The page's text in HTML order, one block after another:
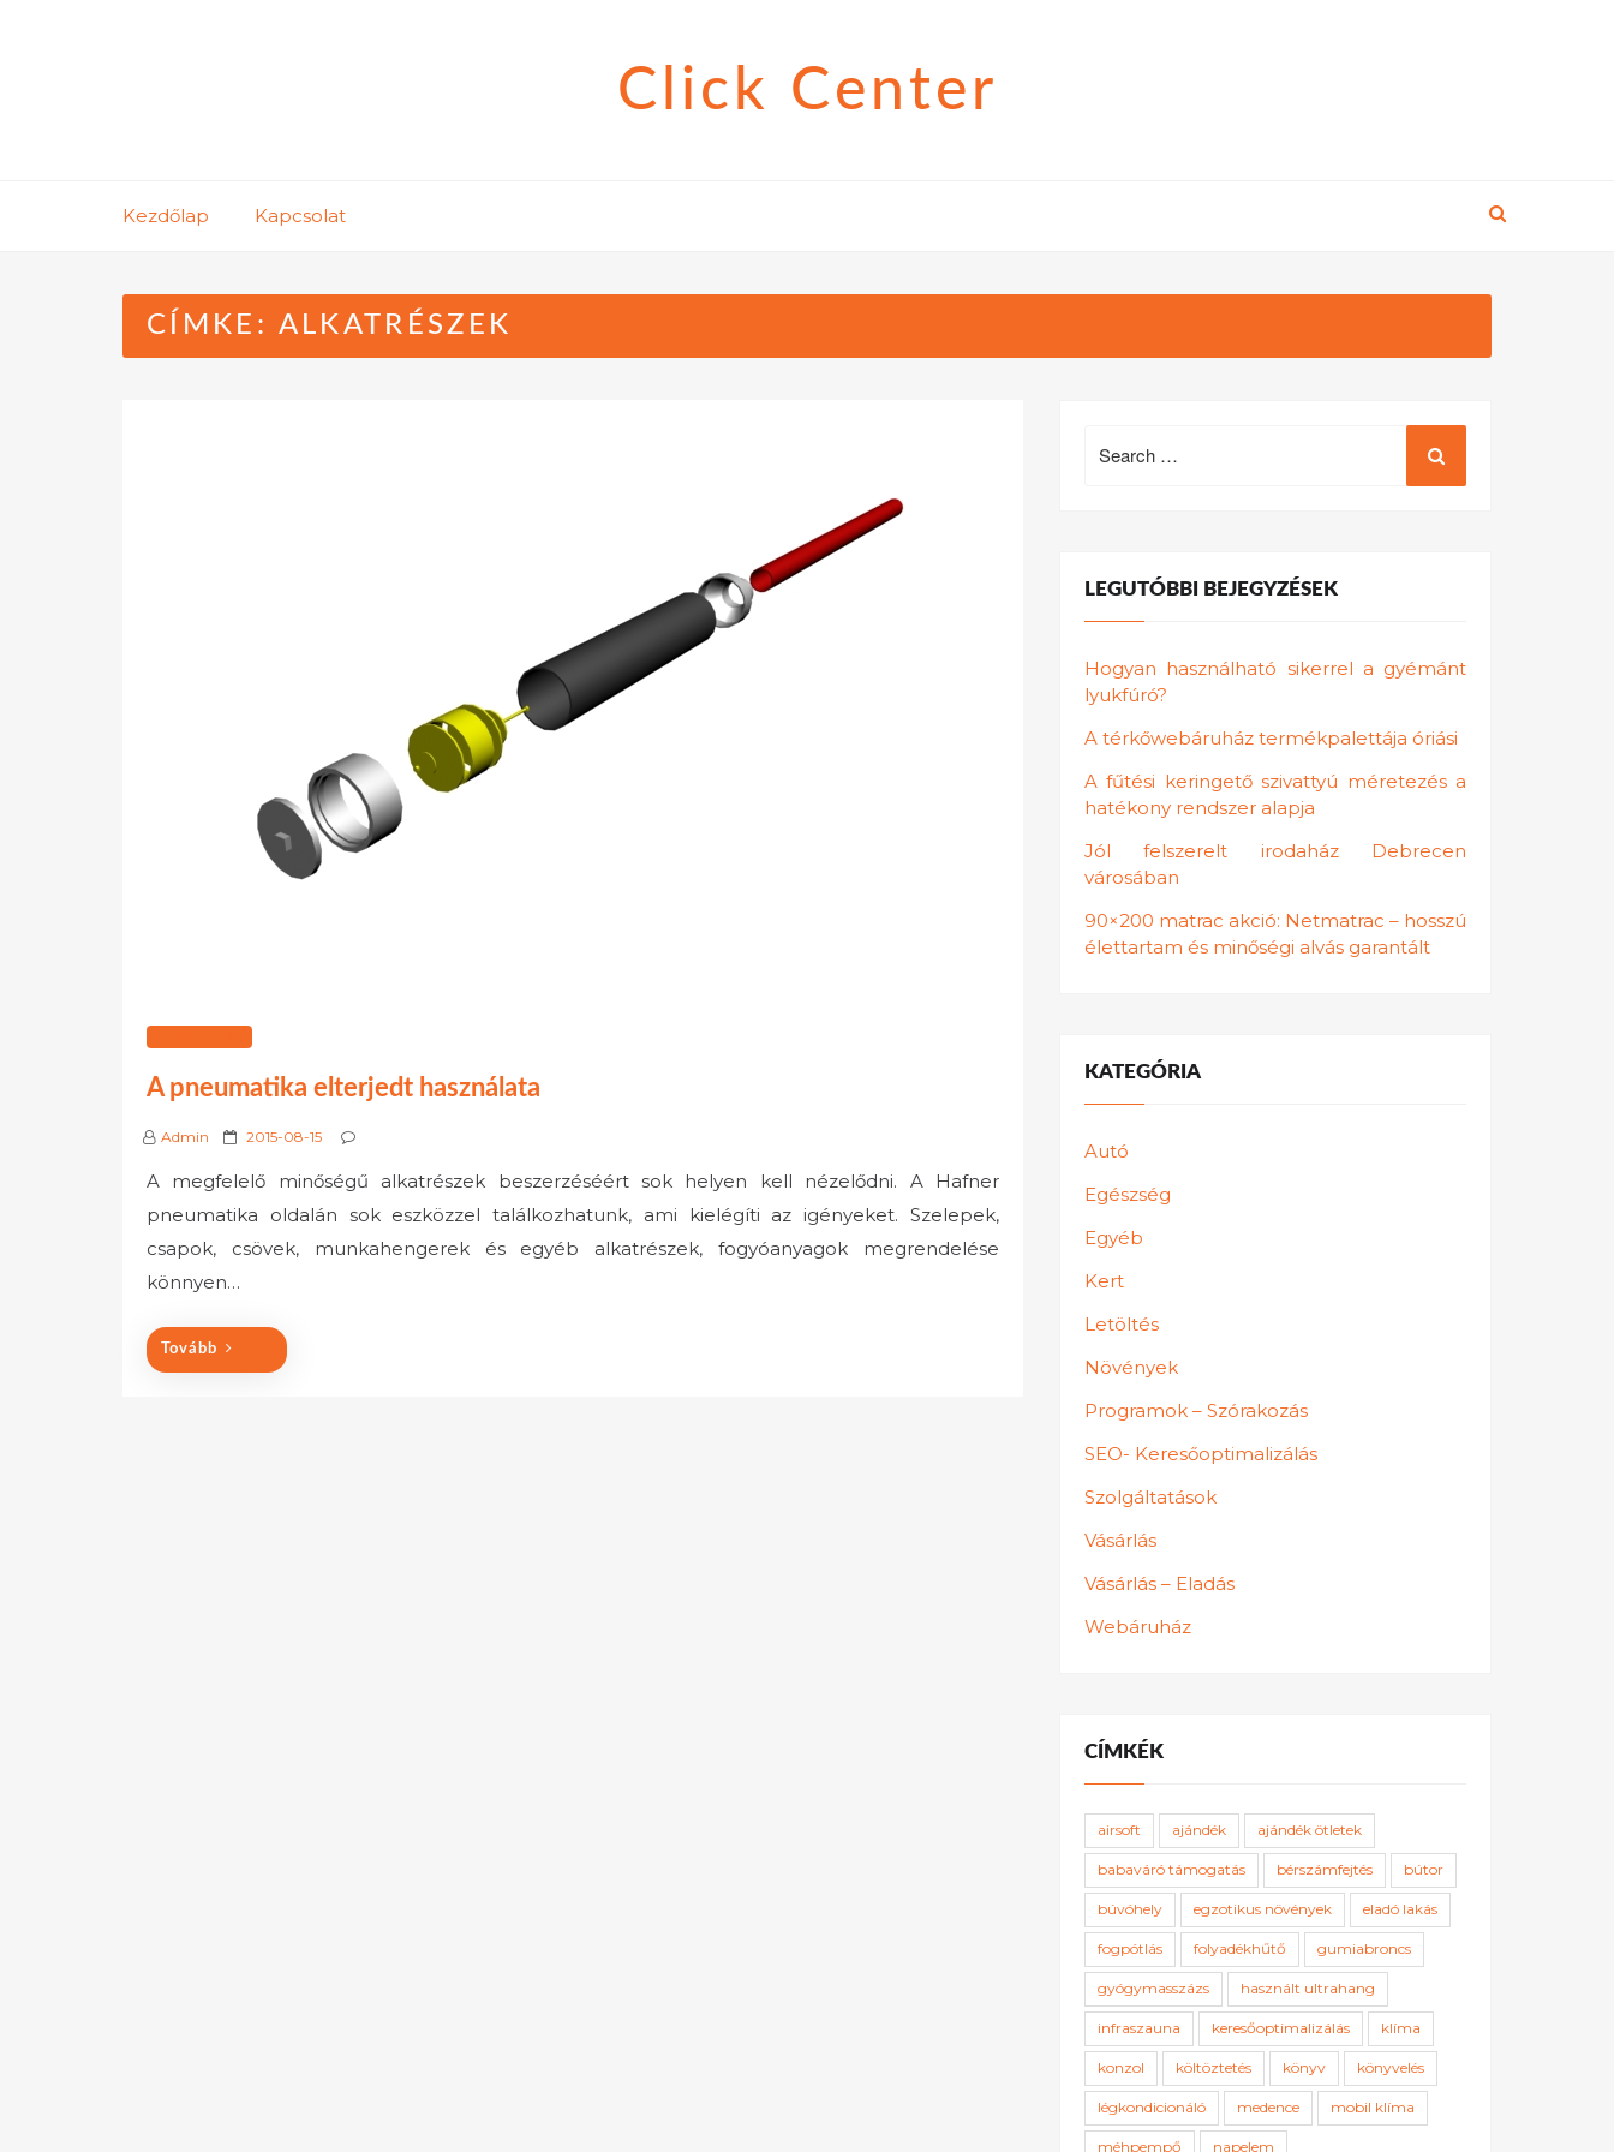
Click Center
Kezdőlap Kapcsolat
CÍMKE: ALKATRÉSZEK
A pneumatika elterjedt használata
Admin
P
s
t
e
o
2015-08-15
A megfelelő minőségű alkatrészek beszerzéséért sok helyen kell nézelődni. A Hafner
pneumatika oldalán sok eszközzel találkozhatunk, ami kielégíti az igényeket. Szelepek,
csapok, csövek, munkahengerek és egyéb alkatrészek, fogyóanyagok megrendelése
könnyen…
Tovább
for:
LEGUTÓBBI BEJEGYZÉSEK
Hogyan használható sikerrel a gyémánt
lyukfúró?
A térkőwebáruház termékpalettája óriási
A fűtési keringető szivattyú méretezés a
hatékony rendszer alapja
Jól felszerelt irodaház Debrecen
városában
90×200 matrac akció: Netmatrac – hosszú
élettartam és minőségi alvás garantált
KATEGÓRIA
Autó
Egészség
Egyéb
Kert
Letöltés
Növények
Programok – Szórakozás
SEO- Keresőoptimalizálás
Szolgáltatások
Vásárlás
Vásárlás – Eladás
Webáruház
CÍMKÉK
airsoft ajándék ajándék ötletek
babaváró támogatás bérszámfejtés bútor
búvóhely egzotikus növények eladó lakás
fogpótlás folyadékhűtő gumiabroncs
gyógymasszázs használt ultrahang
infraszauna keresőoptimalizálás klíma
konzol költöztetés könyv könyvelés
légkondicionáló medence mobil klíma
méhpempő napelem